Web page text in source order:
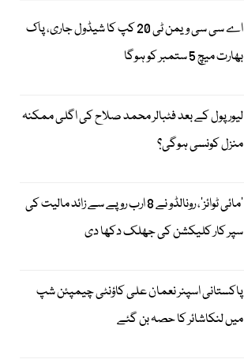
اے سی سی ویمن ٹی 20 کپ کا شیڈول جاری، پاک
بھارت میچ 5 ستمبر کو ہوگا
لیور پول کے بعد فٹبالر محمد صلاح کی اگلی ممکنہ
منزل کونسی ہوگی؟
’مائی ٹوائز‘، رونالڈو نے 8 ارب روپے سے زائد مالیت کی
سپر کار کلیکشن کی جھلک دکھا دی
پاکستانی اسپنر نعمان علی کاؤنٹی چیمپئن شپ
میں لنکاشائر کا حصہ بن گئے